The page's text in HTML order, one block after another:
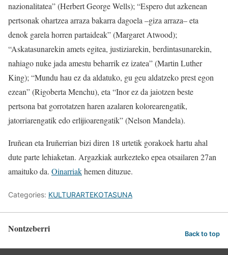
nazionalitatea” (Herbert George Wells); “Espero dut azkenean
pertsonak ohartzea arraza bakarra dagoela –giza arraza– eta
denok garela horren partaideak” (Margaret Atwood);
“Askatasunarekin amets egitea, justiziarekin, berdintasunarekin,
nahiago nuke jada amestu beharrik ez izatea” (Martin Luther
King); “Mundu hau ez da aldatuko, gu geu aldatzeko prest egon
ezean” (Rigoberta Menchu), eta “Inor ez da jaiotzen beste
pertsona bat gorrotatzen haren azalaren kolorearengatik,
jatorriarengatik edo erlijioarengatik” (Nelson Mandela).
Iruñean eta Iruñerrian bizi diren 18 urtetik gorakoek hartu ahal
dute parte lehiaketan. Argazkiak aurkezteko epea otsailaren 27an
amaituko da. Oinarriakhemen dituzue.
Categories: KULTURARTEKOTASUNA
Nontzeberri Back to top